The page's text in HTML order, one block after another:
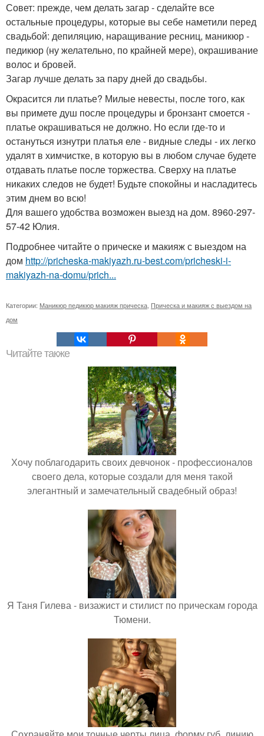
Совет: прежде, чем делать загар - сделайте все
остальные процедуры, которые вы себе наметили перед
свадьбой: депиляцию, наращивание ресниц, маникюр -
педикюр (ну желательно, по крайней мере), окрашивание
волос и бровей.
Загар лучше делать за пару дней до свадьбы.
Окрасится ли платье? Милые невесты, после того, как
вы примете душ после процедуры и бронзант смоется -
платье окрашиваться не должно. Но если где-то и
остануться изнутри платья еле - видные следы - их легко
удалят в химчистке, в которую вы в любом случае будете
отдавать платье после торжества. Сверху на платье
никаких следов не будет! Будьте спокойны и насладитесь
этим днем во всю!
Для вашего удобства возможен выезд на дом. 8960-297-
57-42 Юлия.
Подробнее читайте о прическе и макияж с выездом на
дом http://pricheska-makiyazh.ru-best.com/pricheski-i-
makiyazh-na-domu/prich...
Категории: Маникюр педикюр макияж прическа Прическа и макияж с выездом на
дом
Читайте также
Хочу поблагодарить своих девчонок - профессионалов
своего дела, которые создали для меня такой
элегантный и замечательный свадебный образ!
Я Таня Гилева - визажист и стилист по прическам города
Тюмени.